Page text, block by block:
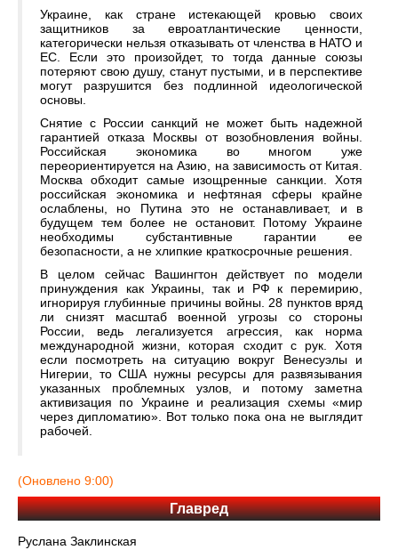
Украине, как стране истекающей кровью своих
защитников за евроатлантические ценности,
категорически нельзя отказывать от членства в НАТО и
ЕС. Если это произойдет, то тогда данные союзы
потеряют свою душу, станут пустыми, и в перспективе
могут разрушится без подлинной идеологической
основы.
Снятие с России санкций не может быть надежной
гарантией отказа Москвы от возобновления войны.
Российская экономика во многом уже
переориентируется на Азию, на зависимость от Китая.
Москва обходит самые изощренные санкции. Хотя
российская экономика и нефтяная сферы крайне
ослаблены, но Путина это не останавливает, и в
будущем тем более не остановит. Потому Украине
необходимы субстантивные гарантии ее
безопасности, а не хлипкие краткосрочные решения.
В целом сейчас Вашингтон действует по модели
принуждения как Украины, так и РФ к перемирию,
игнорируя глубинные причины войны. 28 пунктов вряд
ли снизят масштаб военной угрозы со стороны
России, ведь легализуется агрессия, как норма
международной жизни, которая сходит с рук. Хотя
если посмотреть на ситуацию вокруг Венесуэлы и
Нигерии, то США нужны ресурсы для развязывания
указанных проблемных узлов, и потому заметна
активизация по Украине и реализация схемы «мир
через дипломатию». Вот только пока она не выглядит
рабочей.
(Оновлено 9:00)
Главред
Руслана Заклинская